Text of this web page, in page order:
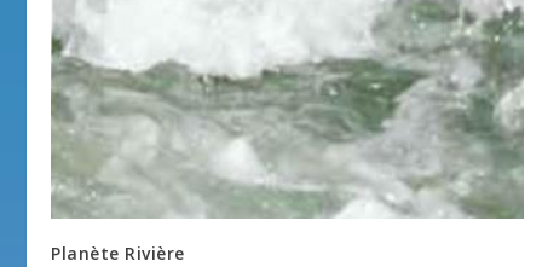
Planète Rivière